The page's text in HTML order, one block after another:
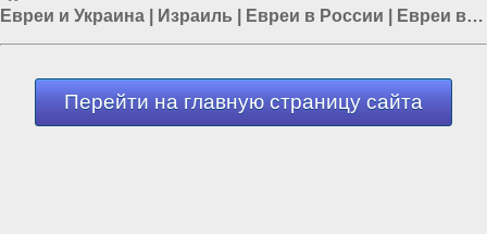
Евреи и Украина
Израиль Евреи в России
Евреи в
Азии
Перейти на главную страницу сайта